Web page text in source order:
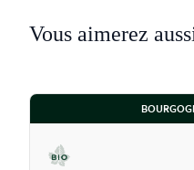
Vous aimerez